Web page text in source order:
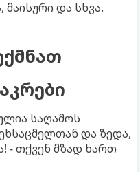
მაისური და სხვა.
საღამოს
და ზედა,
- თქვენ მზად ხართ